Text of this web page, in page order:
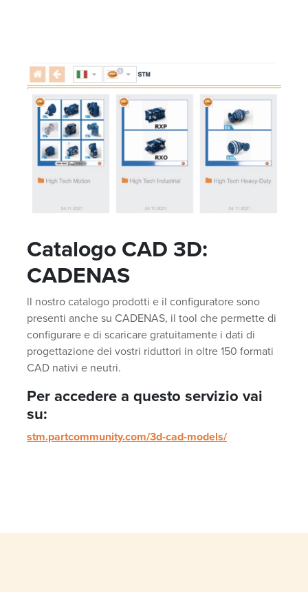
Catalogo CAD 3D:
CADENAS
ll nostro catalogo prodotti e il configuratore sono
presenti anche su CADENAS, il tool che permette di
configurare e di scaricare gratuitamente i dati di
progettazione dei vostri riduttori in oltre 150 formati
CAD nativi e neutri.
Per accedere a questo servizio vai
su:
stm.partcommunity.com/3d-cad-models/